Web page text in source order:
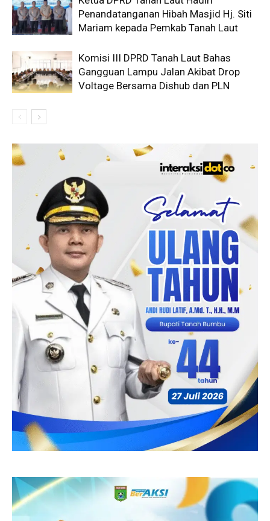
Penandatanganan Hibah Masjid Hj. Siti
Mariam kepada Pemkab Tanah Laut
Komisi III DPRD Tanah Laut Bahas
Gangguan Lampu Jalan Akibat Drop
Voltage Bersama Dishub dan PLN